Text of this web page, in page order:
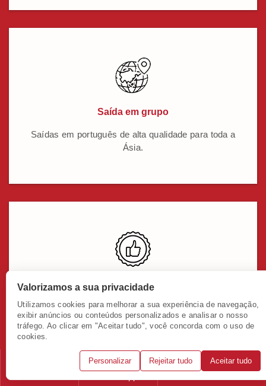
Saída em grupo
Saídas em português de alta qualidade para toda a
Ásia.
Pagamento fácil
Pagamento via PIX, boletos ou cartões. Parcelamento
em até 12 vezes.
Valorizamos a sua privacidade
Utilizamos cookies para melhorar a sua experiência de navegação,
exibir anúncios ou conteúdos personalizados e analisar o nosso
tráfego. Ao clicar em "Aceitar tudo", você concorda com o uso de
cookies.
Personalizar Rejeitar tudo Aceitar tudo